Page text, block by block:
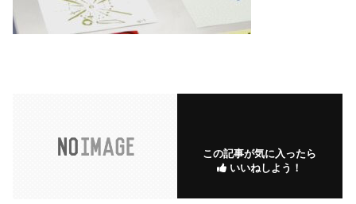
この記事が気に入ったら
いいねしよう！